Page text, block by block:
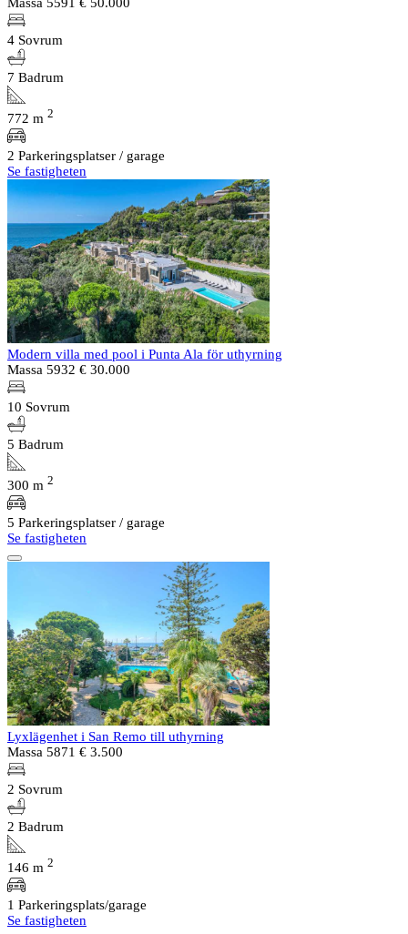
4 Sovrum
7 Badrum
772 m 2
2 Parkeringsplatser / garage
Se fastigheten
Modern villa med pool i Punta Ala för uthyrning
Massa 5932 € 30.000
10 Sovrum
5 Badrum
300 m 2
5 Parkeringsplatser / garage
Se fastigheten
Lyxlägenhet i San Remo till uthyrning
Massa 5871 € 3.500
2 Sovrum
2 Badrum
146 m 2
1 Parkeringsplats/garage
Se fastigheten